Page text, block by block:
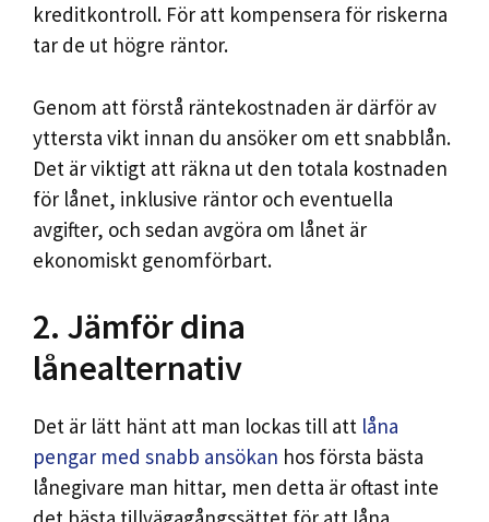
kreditkontroll. För att kompensera för riskerna
tar de ut högre räntor.
Genom att förstå räntekostnaden är därför av
yttersta vikt innan du ansöker om ett snabblån.
Det är viktigt att räkna ut den totala kostnaden
för lånet, inklusive räntor och eventuella
avgifter, och sedan avgöra om lånet är
ekonomiskt genomförbart.
2. Jämför dina
lånealternativ
Det är lätt hänt att man lockas till att låna
pengar med snabb ansökan hos första bästa
lånegivare man hittar, men detta är oftast inte